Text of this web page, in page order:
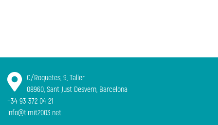
C/Roquetes, 9, Taller
08960, Sant Just Desvern, Barcelona
+34 93 372 04 21
info@timit2003.net